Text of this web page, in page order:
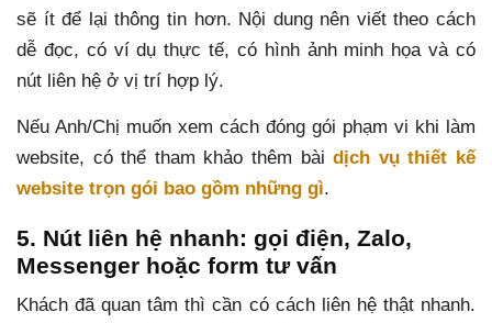
sẽ ít để lại thông tin hơn. Nội dung nên viết theo cách
dễ đọc, có ví dụ thực tế, có hình ảnh minh họa và có
nút liên hệ ở vị trí hợp lý.
Nếu Anh/Chị muốn xem cách đóng gói phạm vi khi làm
website, có thể tham khảo thêm bàidịch vụ thiết kế
website trọn gói bao gồm những gì.
5. Nút liên hệ nhanh: gọi điện, Zalo,
Messenger hoặc form tư vấn
Khách đã quan tâm thì cần có cách liên hệ thật nhanh.